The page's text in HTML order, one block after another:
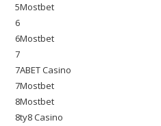
5Mostbet
6
6Mostbet
7
7ABET Casino
7Mostbet
8Mostbet
8ty8 Casino